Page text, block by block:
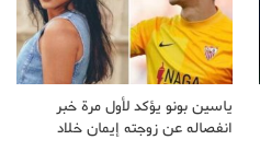
ياسين بونو يؤكد لأول مرة خبر
انفصاله عن زوجته إيمان خلاد